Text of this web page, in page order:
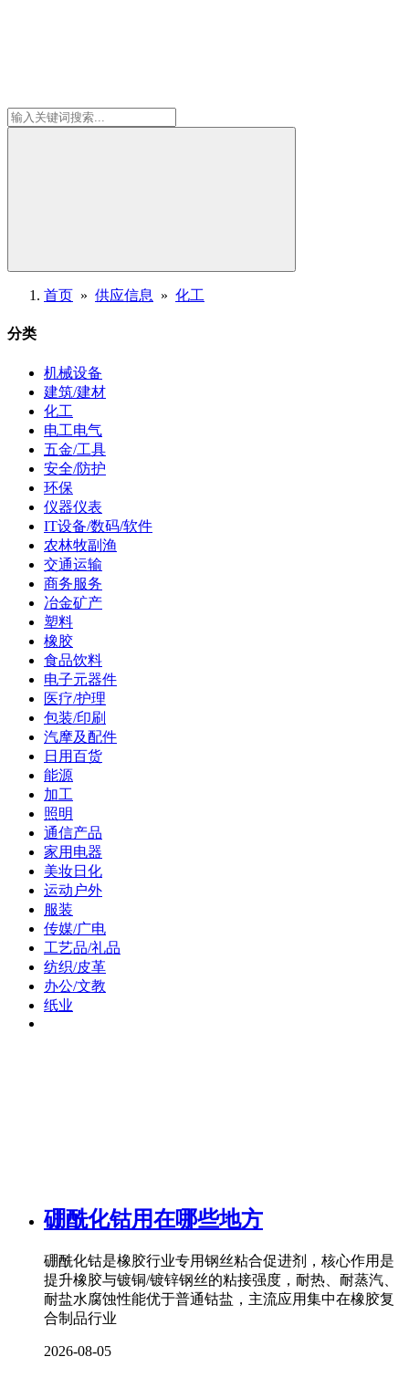
首页 » 供应信息 » 化工
分类
机械设备
建筑/建材
化工
电工电气
五金/工具
安全/防护
环保
仪器仪表
IT设备/数码/软件
农林牧副渔
交通运输
商务服务
冶金矿产
塑料
橡胶
食品饮料
电子元器件
医疗/护理
包装/印刷
汽摩及配件
日用百货
能源
加工
照明
通信产品
家用电器
美妆日化
运动户外
服装
传媒/广电
工艺品/礼品
纺织/皮革
办公/文教
纸业
硼酰化钴用在哪些地方
硼酰化钴是橡胶行业专用钢丝粘合促进剂，核心作用是
提升橡胶与镀铜/镀锌钢丝的粘接强度，耐热、耐蒸汽、
耐盐水腐蚀性能优于普通钴盐，主流应用集中在橡胶复
合制品行业
2026-08-05